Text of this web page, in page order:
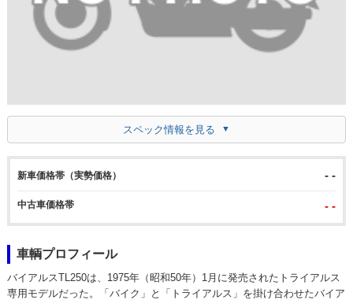
スペック情報を見る
新車価格帯（実勢価格） - -
中古車価格帯 - -
車輌プロフィール
バイアルスTL250は、1975年（昭和50年）1月に発売されたトライアルス
専用モデルだった。「バイク」と「トライアルス」を掛け合わせたバイア